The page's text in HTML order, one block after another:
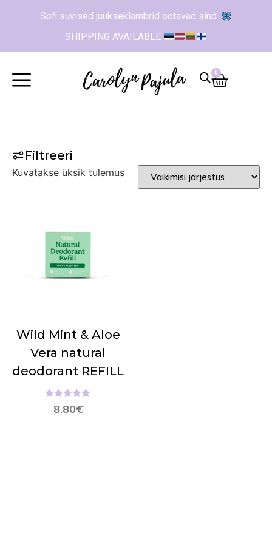
Sofi suvised juukseklambrid ootavad sind.
SHIPPING AVAILABLE
0
Filtreeri
Kuvatakse üksik tulemus
Wild Mint & Aloe
Vera natural
deodorant REFILL
8.80€
Hinnanguga
5.00/ 5